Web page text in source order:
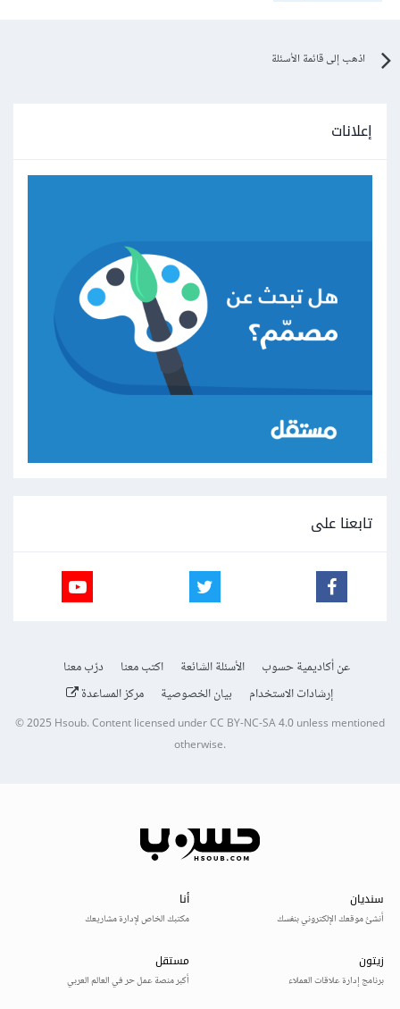
اذهب إلى قائمة الأسئلة
إعلانات
تابعنا على
عن أكاديمية حسوب الأسئلة الشائعة اكتب معنا
درّب معنا
إرشادات الاستخدام
بيان الخصوصية مركز المساعدة
© 2025Hsoub.Content licensed underCC BY-NC-SA 4.0unless mentioned
otherwise.